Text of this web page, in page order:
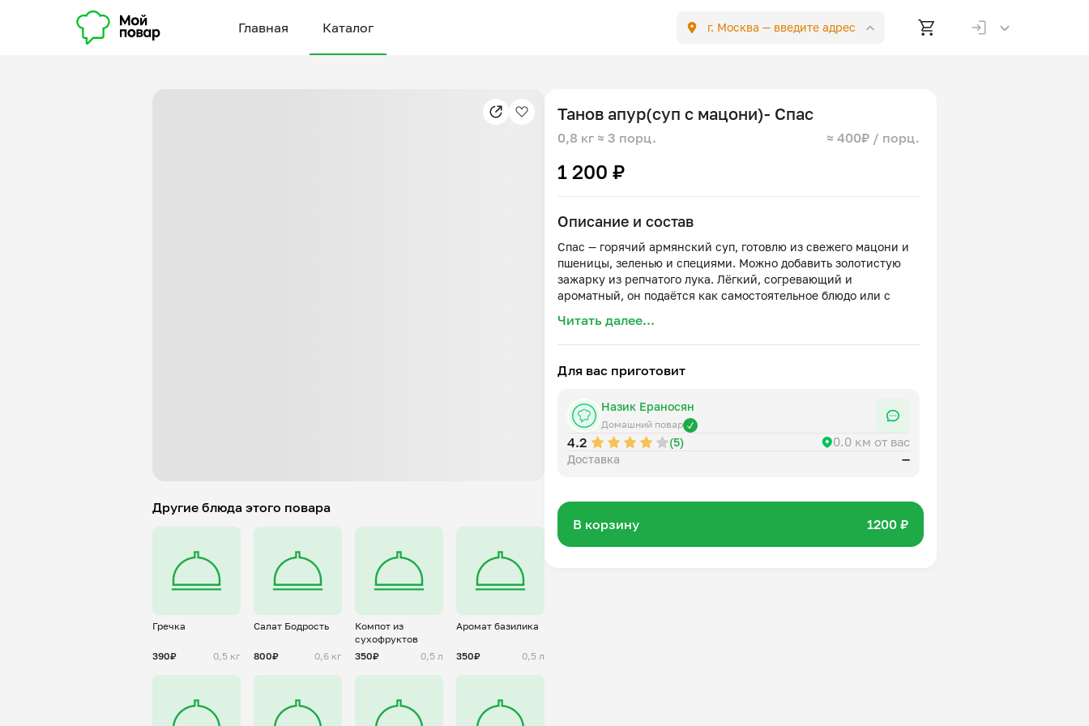
Главная Каталог г. Москва — введите адрес
Другие блюда этого повара
Гречка
390₽ 0,5 кг
Салат Бодрость
800₽ 0,6 кг
Компот из
сухофруктов
350₽
0,5 л
Аромат базилика
350₽ 0,5 л
Танов апур(суп с мацони)- Спас
0,8 кг ≈ 3 порц. ≈ 400₽ / порц.
1 200 ₽
Описание и состав
Спас — горячий армянский суп, готовлю из свежего мацони и
пшеницы, зеленью и специями. Можно добавить золотистую
зажарку из репчатого лука. Лёгкий, согревающий и
ароматный, он подаётся как самостоятельное блюдо или с
Читать далее...
Для вас приготовит
Назик Ераносян
Домашний повар
4.2 (5) 0.0 км от вас
Доставка —
В корзину 1200 ₽